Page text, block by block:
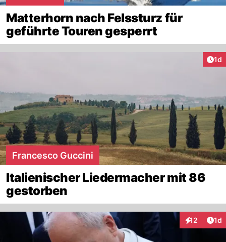
Matterhorn nach Felssturz für
geführte Touren gesperrt
1d
Francesco Guccini
Italienischer Liedermacher mit 86
gestorben
12 1d